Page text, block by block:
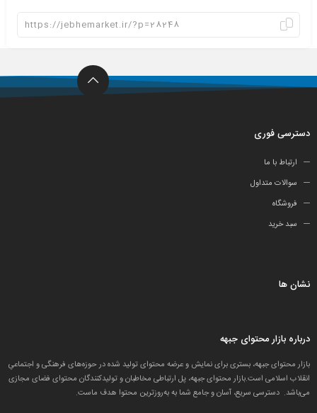
دسترسی فوری
ارتباط با ما
سوالات متداول
فروشگاه
سبد خرید
نشان ها
درباره بازار محتوای جبهه
بازار محتوای جبهه، بستری برای نمایش و عرضه محتوای تولید شده در حوزه‌های فرهنگی و اجتماعیِ
انقلاب اسلامی است.بازار محتوای جبهه، پل ارتباطی مخاطبان و تولید‌کنندگان محتوای فضای مجازی
می‌باشد. دسترسی سریع، آسان و جامع شما به به‌روزترین محتوا هدف ماست.